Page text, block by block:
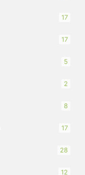
17
17
5
2
8
17
28
12